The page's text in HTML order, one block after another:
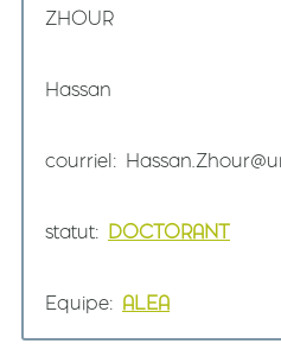
Nom
ZHOUR
Prénom
Hassan
courriel
statut DOCTORANT
Equipe ALEA